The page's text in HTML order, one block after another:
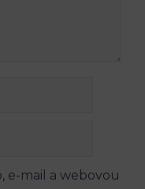
e-mail a webovou